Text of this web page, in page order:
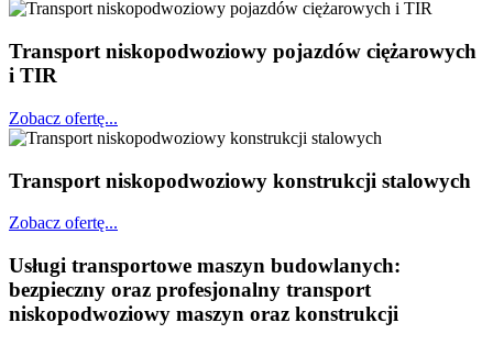
Transport niskopodwoziowy pojazdów ciężarowych
i TIR
Zobacz ofertę...
Transport niskopodwoziowy konstrukcji stalowych
Zobacz ofertę...
Usługi transportowe maszyn budowlanych:
bezpieczny oraz profesjonalny transport
niskopodwoziowy maszyn oraz konstrukcji